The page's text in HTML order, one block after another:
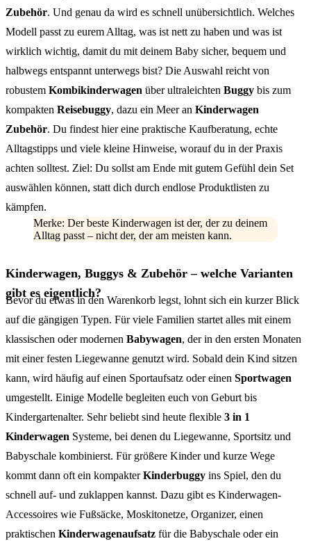
Zubehör. Und genau da wird es schnell unübersichtlich. Welches
Modell passt zu eurem Alltag, was ist nett zu haben und was ist
wirklich wichtig, damit du mit deinem Baby sicher, bequem und
halbwegs entspannt unterwegs bist? Die Auswahl reicht von
robustem Kombikinderwagen über ultraleichten Buggy bis zum
kompakten Reisebuggy, dazu ein Meer an Kinderwagen
Zubehör. Du findest hier eine praktische Kaufberatung, echte
Alltagstipps und viele kleine Hinweise, worauf du in der Praxis
achten solltest. Ziel: Du sollst am Ende mit gutem Gefühl dein Set
auswählen können, statt dich durch endlose Produktlisten zu
kämpfen.
Merke: Der beste Kinderwagen ist der, der zu deinem
Alltag passt – nicht der, der am meisten kann.
Kinderwagen, Buggys & Zubehör – welche Varianten
gibt es eigentlich?
Bevor du etwas in den Warenkorb legst, lohnt sich ein kurzer Blick
auf die gängigen Typen. Für viele Familien startet alles mit einem
klassischen oder modernen Babywagen, der in den ersten Monaten
mit einer festen Liegewanne genutzt wird. Sobald dein Kind sitzen
kann, wird häufig auf einen Sportaufsatz oder einen Sportwagen
umgestellt. Einige Modelle begleiten euch von Geburt bis
Kindergartenalter. Sehr beliebt sind heute flexible 3 in 1
Kinderwagen Systeme, bei denen du Liegewanne, Sportsitz und
Babyschale kombinierst. Für größere Kinder und kurze Wege
kommt dann oft ein kompakterKinderbuggy ins Spiel, den du
schnell auf- und zuklappen kannst. Dazu gibt es Kinderwagen-
Accessoires wie Fußsäcke, Moskitonetze, Organizer, einen
praktischen Kinderwagenaufsatz für die Babyschale oder ein